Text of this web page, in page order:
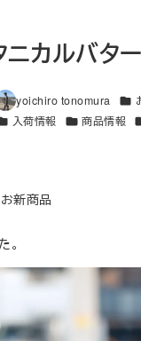
カルバタ
yoichiro tonomura カ
テゴリー
入荷情報 カテゴリー
商品情報
新商品
。